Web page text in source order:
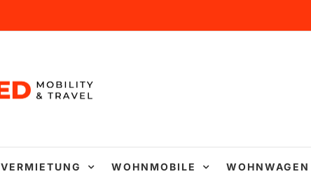
VERMIETUNG WOHNMOBILE WOHNWAGEN